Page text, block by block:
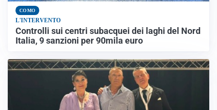
COMO
L'INTERVENTO
Controlli sui centri subacquei dei laghi del Nord
Italia, 9 sanzioni per 90mila euro